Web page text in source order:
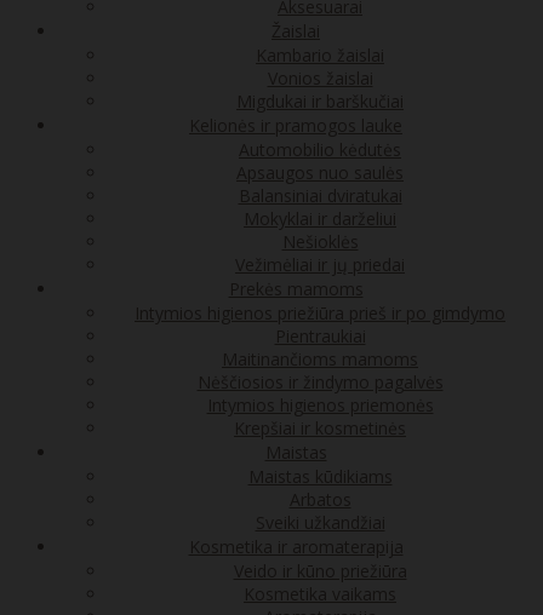
Aksesuarai
Žaislai
Kambario žaislai
Vonios žaislai
Migdukai ir barškučiai
Kelionės ir pramogos lauke
Automobilio kėdutės
Apsaugos nuo saulės
Balansiniai dviratukai
Mokyklai ir darželiui
Nešioklės
Vežimėliai ir jų priedai
Prekės mamoms
Intymios higienos priežiūra prieš ir po gimdymo
Pientraukiai
Maitinančioms mamoms
Nėščiosios ir žindymo pagalvės
Intymios higienos priemonės
Krepšiai ir kosmetinės
Maistas
Maistas kūdikiams
Arbatos
Sveiki užkandžiai
Kosmetika ir aromaterapija
Veido ir kūno priežiūra
Kosmetika vaikams